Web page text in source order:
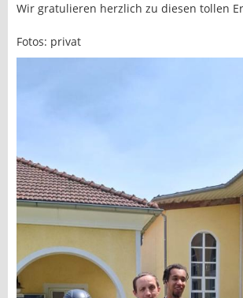
Wir gratulieren herzlich zu diesen tollen
Fotos: privat